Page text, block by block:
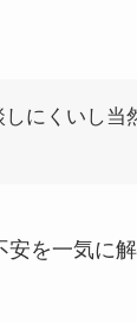
にくいし当
安を一気に